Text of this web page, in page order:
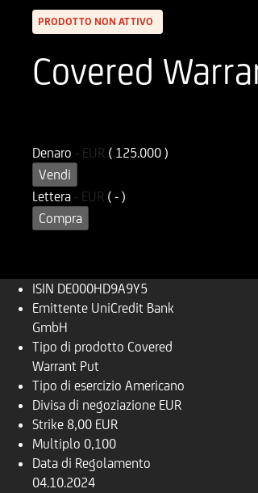
PRODOTTO NON ATTIVO
Covered
Denaro - EUR ( 125.000 )
Vendi
Lettera - EUR ( - )
Compra
ISIN DE000HD9A9Y5
Emittente UniCredit Bank
GmbH
Tipo di prodotto Covered
Warrant Put
Tipo di esercizio Americano
Divisa di negoziazione EUR
Strike 8,00 EUR
Multiplo 0,100
Data di Regolamento
04.10.2024